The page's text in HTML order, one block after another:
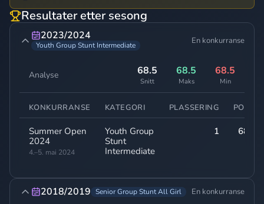
Resultater etter sesong
2023/2024
Youth Group Stunt Intermediate En konkurranse
Analyse 68.5
Snitt
68.5
Maks
68.5
Min
KONKURRANSE KATEGORI PLASSERING POENG
Summer Open
2024
4.–5. mai 2024
Youth Group
Stunt
Intermediate
1 68,50
2018/2019 Senior Group Stunt All Girl En konkurranse